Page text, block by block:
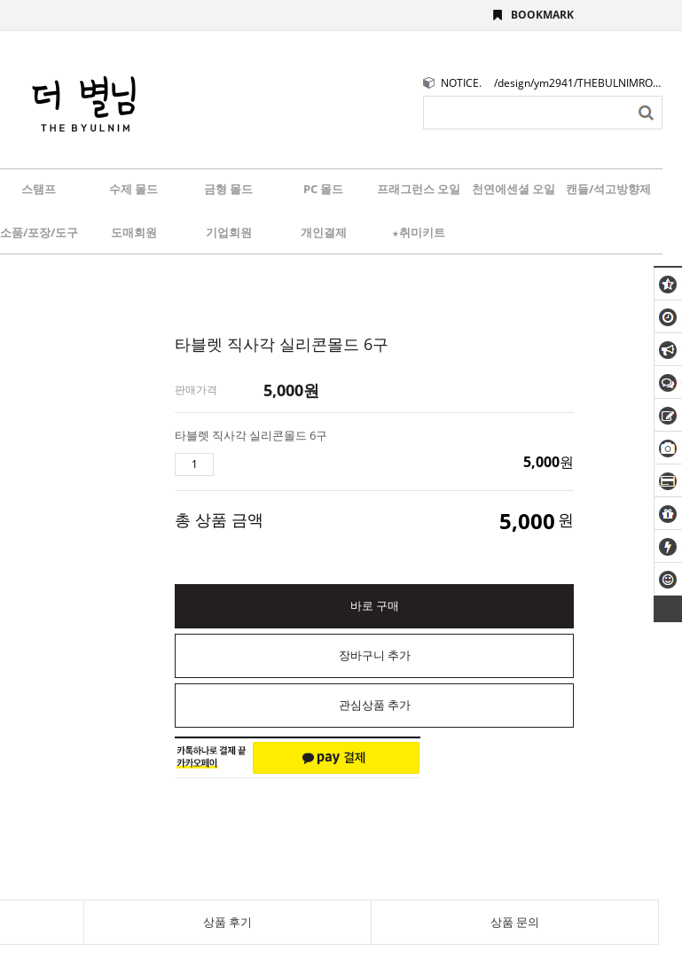
BOOKMARK
NOTICE. /design/ym2941/THEBULNIMROGO.png
스탬프 수제 몰드 금형 몰드 PC 몰드 프래그런스 오일 천연에센셜 오일 캔들/석고방향제
소품/포장/도구 도매회원 기업회원 개인결제 ★취미키트
타블렛 직사각 실리콘몰드 6구
판매가격 5,000원
타블렛 직사각 실리콘몰드 6구
5,000원
총 상품 금액 5,000 원
바로 구매
장바구니 추가
관심상품 추가
상품 후기 상품 문의